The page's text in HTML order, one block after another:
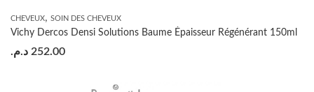
CHEVEUX, SOIN DES CHEVEUX
Vichy Dercos Densi Solutions Baume Épaisseur Régénérant 150ml
252.00 د.م.